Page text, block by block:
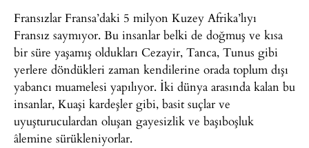
Fransızlar Fransa’daki 5 milyon Kuzey Afrika’lıyı
Fransız saymıyor. Bu insanlar belki de doğmuş ve kısa
bir süre yaşamış oldukları Cezayir, Tanca, Tunus gibi
yerlere döndükleri zaman kendilerine orada toplum dışı
yabancı muamelesi yapılıyor. İki dünya arasında kalan bu
insanlar, Kuaşi kardeşler gibi, basit suçlar ve
uyuşturuculardan oluşan gayesizlik ve başıboşluk
âlemine sürükleniyorlar.